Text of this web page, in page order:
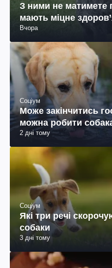
З ними не матимете
мають міцне
Вчора
Соціум
Може закінчитись
можна робити
2 дні тому
Соціум
Які три речі
собаки
3 дні тому